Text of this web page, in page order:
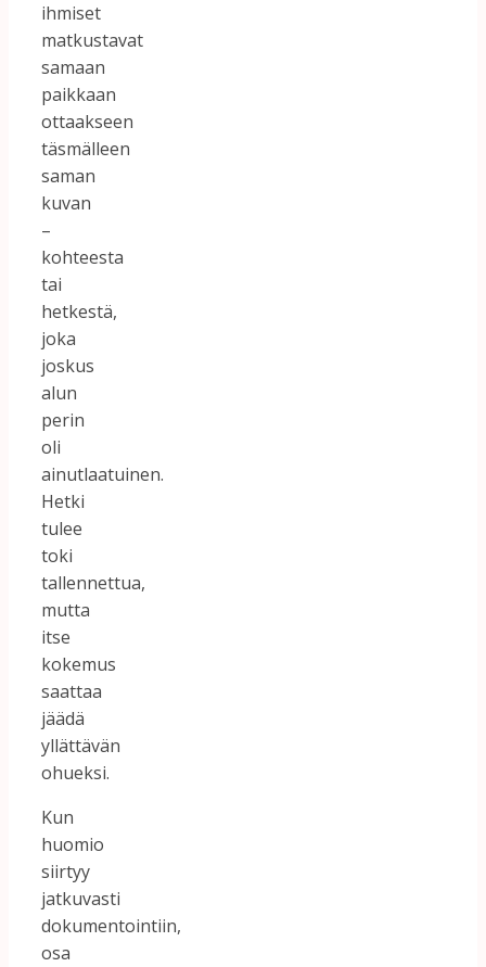
ihmiset
matkustavat
samaan
paikkaan
ottaakseen
täsmälleen
saman
kuvan
–
kohteesta
tai
hetkestä,
joka
joskus
alun
perin
oli
ainutlaatuinen.
Hetki
tulee
toki
tallennettua,
mutta
itse
kokemus
saattaa
jäädä
yllättävän
ohueksi.
Kun
huomio
siirtyy
jatkuvasti
dokumentointiin,
osa